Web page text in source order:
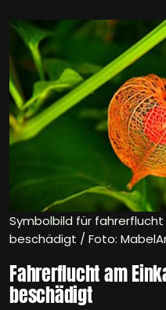
Symbolbild für
beschädigt / Foto:
Fahrerflucht am
beschädigt